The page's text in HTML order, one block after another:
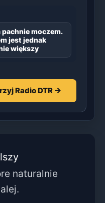
pachnie moczem.
jest jednak
większy
Radio DTR →
naturalnie